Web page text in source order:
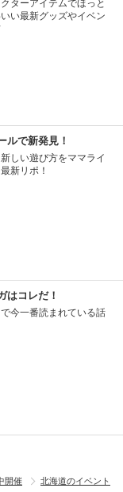
ターアイテムでほっと
い最新グッズやイベン
ルで新発見！
しい遊び方をママライ
新リポ！
はコレだ！
今一番読まれている話
開催
北海道のイベント